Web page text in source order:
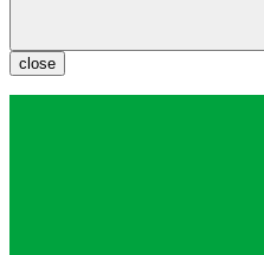
close